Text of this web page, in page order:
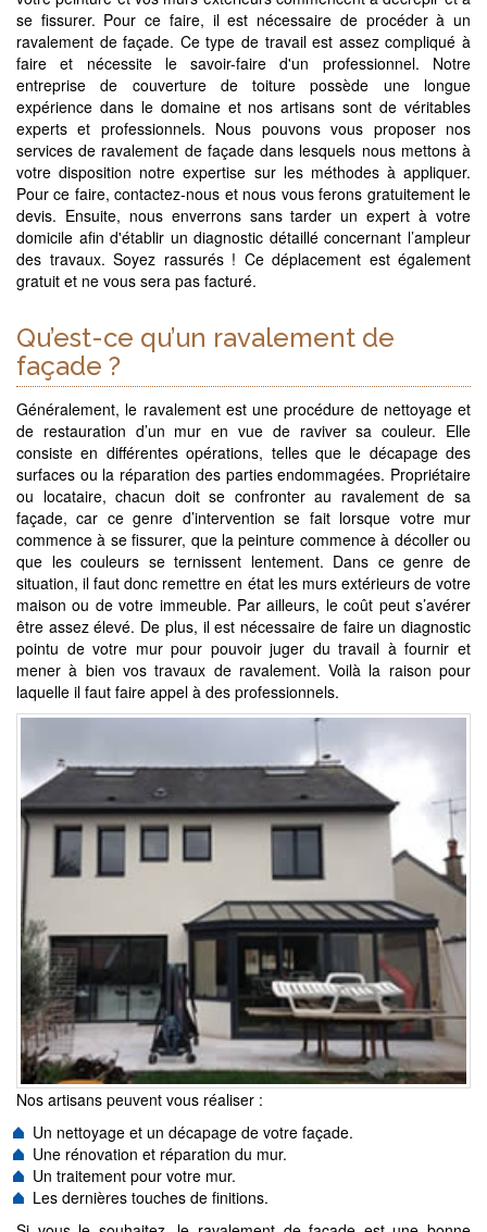
se fissurer. Pour ce faire, il est nécessaire de procéder à un
ravalement de façade. Ce type de travail est assez compliqué à
faire et nécessite le savoir-faire d'un professionnel. Notre
entreprise de couverture de toiture possède une longue
expérience dans le domaine et nos artisans sont de véritables
experts et professionnels. Nous pouvons vous proposer nos
services de ravalement de façade dans lesquels nous mettons à
votre disposition notre expertise sur les méthodes à appliquer.
Pour ce faire, contactez-nous et nous vous ferons gratuitement le
devis. Ensuite, nous enverrons sans tarder un expert à votre
domicile afin d'établir un diagnostic détaillé concernant l’ampleur
des travaux. Soyez rassurés ! Ce déplacement est également
gratuit et ne vous sera pas facturé.
Qu’est-ce qu’un ravalement de
façade ?
Généralement, le ravalement est une procédure de nettoyage et
de restauration d’un mur en vue de raviver sa couleur. Elle
consiste en différentes opérations, telles que le décapage des
surfaces ou la réparation des parties endommagées. Propriétaire
ou locataire, chacun doit se confronter au ravalement de sa
façade, car ce genre d’intervention se fait lorsque votre mur
commence à se fissurer, que la peinture commence à décoller ou
que les couleurs se ternissent lentement. Dans ce genre de
situation, il faut donc remettre en état les murs extérieurs de votre
maison ou de votre immeuble. Par ailleurs, le coût peut s’avérer
être assez élevé. De plus, il est nécessaire de faire un diagnostic
pointu de votre mur pour pouvoir juger du travail à fournir et
mener à bien vos travaux de ravalement. Voilà la raison pour
laquelle il faut faire appel à des professionnels.
Nos artisans peuvent vous réaliser :
Un nettoyage et un décapage de votre façade.
Une rénovation et réparation du mur.
Un traitement pour votre mur.
Les dernières touches de finitions.